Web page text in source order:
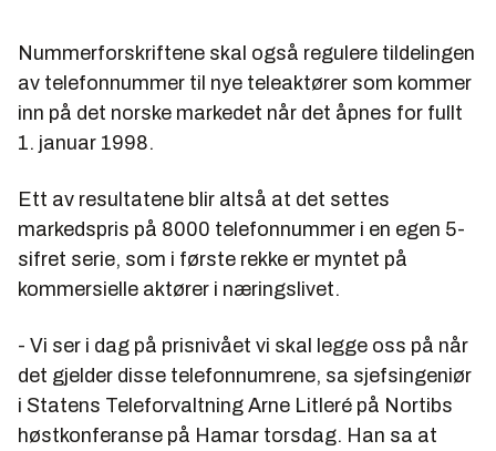
Nummerforskriftene skal også regulere tildelingen
av telefonnummer til nye teleaktører som kommer
inn på det norske markedet når det åpnes for fullt
1. januar 1998.
Ett av resultatene blir altså at det settes
markedspris på 8000 telefonnummer i en egen 5-
sifret serie, som i første rekke er myntet på
kommersielle aktører i næringslivet.
- Vi ser i dag på prisnivået vi skal legge oss på når
det gjelder disse telefonnumrene, sa sjefsingeniør
i Statens Teleforvaltning Arne Litleré på Nortibs
høstkonferanse på Hamar torsdag. Han sa at